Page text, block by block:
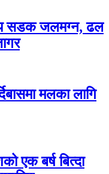
सडक जलमग्न, ढल
मलका लागि
एक बर्ष बित्दा